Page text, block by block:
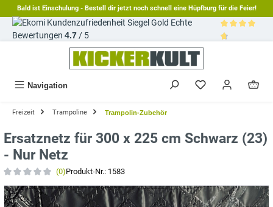
springen
Bald ist Einschulung - Bestell dir jetzt noch schnell eine Hüpfburg für die Feier!
Echte
Bewertungen 4.7/ 5
Navigation
Freizeit Trampoline Trampolin-Zubehör
Ersatznetz für 300 x 225 cm Schwarz (23)
- Nur Netz
(0)Produkt-Nr.: 1583
Bildergalerie überspringen